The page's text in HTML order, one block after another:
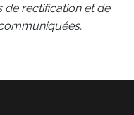
de rectification et de